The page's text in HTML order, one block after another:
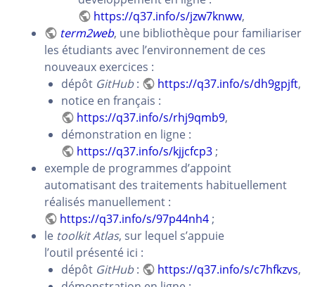
https://q37.info/s/jzw7knww,
term2web, une bibliothèque pour familiariser
les étudiants avec l’environnement de ces
nouveaux exercices :
dépôt GitHub: https://q37.info/s/dh9gpjft,
notice en français :
https://q37.info/s/rhj9qmb9,
démonstration en ligne :
https://q37.info/s/kjjcfcp3 ;
exemple de programmes d’appoint
automatisant des traitements habituellement
réalisés manuellement :
https://q37.info/s/97p44nh4 ;
le toolkitAtlas, sur lequel s’appuie
l’outil présenté ici :
dépôt GitHub: https://q37.info/s/c7hfkzvs,